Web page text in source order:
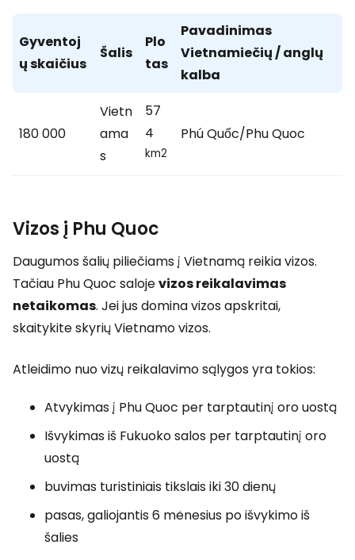
Gyventoj
ų skaičius
Šalis
Plo
tas
Pavadinimas
Vietnamiečių / anglų
kalba
180 000
Vietn
ama
s
57
4
km2
Phú Quốc/Phu Quoc
Vizos į Phu Quoc
Daugumos šalių piliečiams į Vietnamą reikia vizos.
Tačiau Phu Quoc salojevizos reikalavimas
netaikomas. Jei jus domina vizos apskritai,
skaitykite skyrių Vietnamo vizos.
Atleidimo nuo vizų reikalavimo sąlygos yra tokios:
Atvykimas į Phu Quoc per tarptautinį oro uostą
Išvykimas iš Fukuoko salos per tarptautinį oro
uostą
buvimas turistiniais tikslais iki 30 dienų
pasas, galiojantis 6 mėnesius po išvykimo iš
šalies